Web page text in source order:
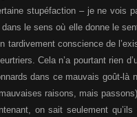
stupéfaction – je ne vois
dans le sens où elle donne le
tardivement conscience de
Cela n’a pourtant rien
dans ce mauvais goût-là
raisons, mais
on sait seulement